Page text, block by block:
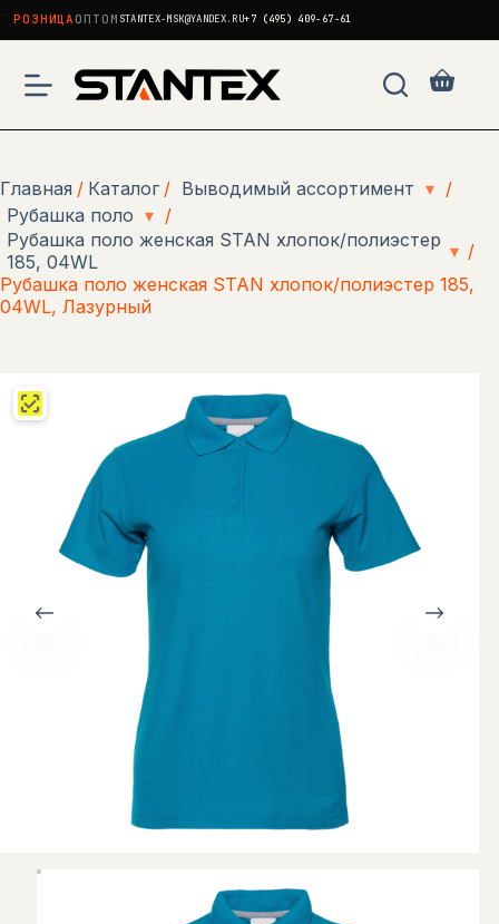
РОЗНИЦА ОПТОМ STANTEX-MSK@YANDEX.RU+7 (495) 409-67-61
сути
Главная / Каталог / Выводимый ассортимент ▾ /
Рубашка поло ▾ /
Рубашка поло женская STAN хлопок/полиэстер
185, 04WL
▾ /
Рубашка поло женская STAN хлопок/полиэстер 185,
04WL, Лазурный